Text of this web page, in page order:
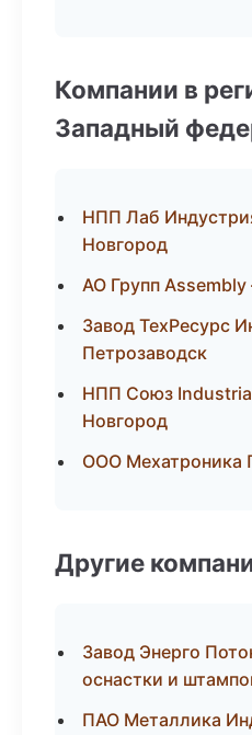
Компании в
Западный
НПП Лаб
Новгород
АО Групп
Завод ТехРесурс
Петрозаводск
НПП Союз
Новгород
ООО Мехатроника
Другие
Завод Энерго
оснастки и
ПАО Металлика